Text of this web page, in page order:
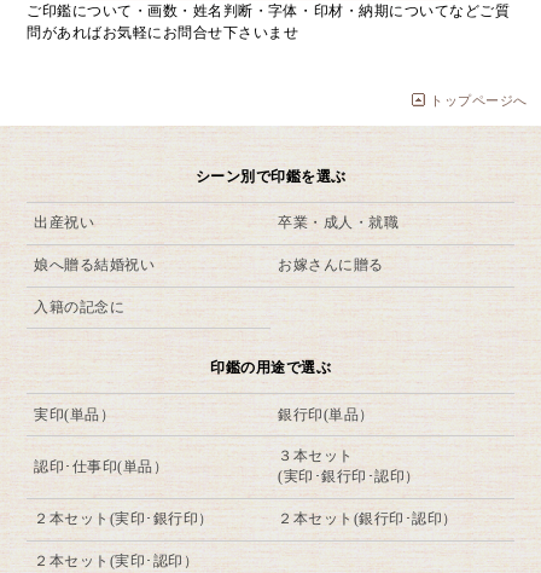
ご印鑑について・画数・姓名判断・字体・印材・納期についてなどご質
問があればお気軽にお問合せ下さいませ
トップページへ
シーン別で印鑑を選ぶ
出産祝い 卒業・成人・就職
娘へ贈る結婚祝い お嫁さんに贈る
入籍の記念に
印鑑の用途で選ぶ
実印(単品） 銀行印(単品）
認印･仕事印(単品）
３本セット
(実印･銀行印･認印）
２本セット(実印･銀行印） ２本セット(銀行印･認印）
２本セット(実印･認印）